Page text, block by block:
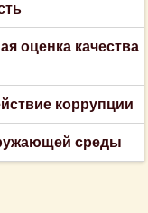
оценка качества
коррупции
среды